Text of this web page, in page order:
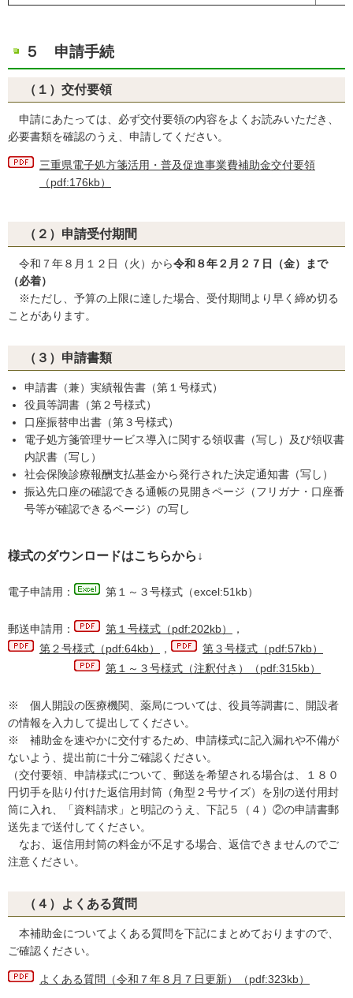
５ 申請手続
（１）交付要領
申請にあたっては、必ず交付要領の内容をよくお読みいただき、
必要書類を確認のうえ、申請してください。
三重県電子処方箋活用・普及促進事業費補助金交付要領
（pdf:176kb）
（２）申請受付期間
令和７年８月１２日（火）から令和８年２月２７日（金）まで
（必着）
※ただし、予算の上限に達した場合、受付期間より早く締め切る
ことがあります。
（３）申請書類
申請書（兼）実績報告書（第１号様式）
役員等調書（第２号様式）
口座振替申出書（第３号様式）
電子処方箋管理サービス導入に関する領収書（写し）及び領収書
内訳書（写し）
社会保険診療報酬支払基金から発行された決定通知書（写し）
振込先口座の確認できる通帳の見開きページ（フリガナ・口座番
号等が確認できるページ）の写し
様式のダウンロードはこちらから↓
電子申請用： 第１～３号様式（excel:51kb）
郵送申請用： 第１号様式（pdf:202kb）
，
第２号様式（pdf:64kb）
，
第３号様式（pdf:57kb）
第１～３号様式（注釈付き）（pdf:315kb）
※ 個人開設の医療機関、薬局については、役員等調書に、開設者
の情報を入力して提出してください。
※ 補助金を速やかに交付するため、申請様式に記入漏れや不備が
ないよう、提出前に十分ご確認ください。
（交付要領、申請様式について、郵送を希望される場合は、１８０
円切手を貼り付けた返信用封筒（角型２号サイズ）を別の送付用封
筒に入れ、「資料請求」と明記のうえ、下記５（４）②の申請書郵
送先まで送付してください。
なお、返信用封筒の料金が不足する場合、返信できませんのでご
注意ください。
（４）よくある質問
本補助金についてよくある質問を下記にまとめておりますので、
ご確認ください。
よくある質問（令和７年８月７日更新）（pdf:323kb）